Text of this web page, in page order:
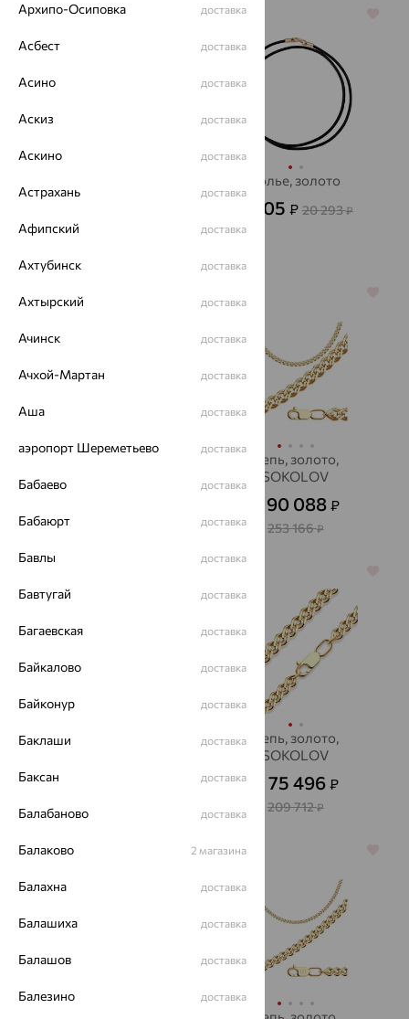
64%
SOKOLOV
от
64%
Колье, золото
7 305 ₽ 20 293₽
Цепь, серебро
от 2 768
Цепь, золото,
SOKOLOV
90 088₽
253 166₽
Колье, золото,
от 15 550
Цепь, золото,
SOKOLOV
75 496 ₽
209 712₽
64% 64%
Архипо-Осиповка доставка
Асбест доставка
Асино доставка
Аскиз доставка
Аскино доставка
Астрахань доставка
Афипский доставка
Ахтубинск доставка
Ахтырский доставка
Ачинск доставка
Ачхой-Мартан доставка
Аша доставка
аэропорт Шереметьево доставка
Бабаево доставка
Бабаюрт доставка
Бавлы доставка
Бавтугай доставка
Багаевская доставка
Байкалово доставка
Байконур доставка
Баклаши доставка
Баксан доставка
Балабаново доставка
Балаково 2 магазина
Балахна доставка
Балашиха доставка
Балашов доставка
Балезино доставка